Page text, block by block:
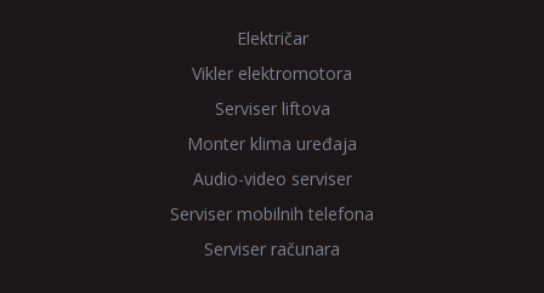
Električar
Vikler elektromotora
Serviser liftova
Monter klima uređaja
Audio-video serviser
Serviser mobilnih telefona
Serviser računara